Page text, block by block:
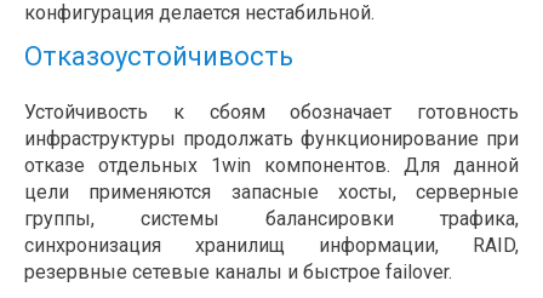
конфигурация делается нестабильной.
Отказоустойчивость
Устойчивость к сбоям обозначает готовность
инфраструктуры продолжать функционирование при
отказе отдельных 1win компонентов. Для данной
цели применяются запасные хосты, серверные
группы, системы балансировки трафика,
синхронизация хранилищ информации, RAID,
резервные сетевые каналы и быстрое failover.